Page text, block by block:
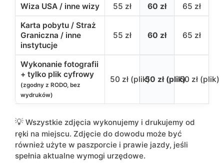
Wiza USA / inne wizy 55 zł 60 zł
65 zł
Karta pobytu / Straż
Graniczna / inne
instytucje
55 zł 60 zł 65 zł
Wykonanie fotografii
+ tylko plik cyfrowy
(zgodny z RODO, bez
wydruków)
50 zł (plik)50 zł (plik)50 zł (plik)
Wszystkie zdjęcia wykonujemy i drukujemy od
ręki na miejscu. Zdjęcie do dowodu może być
również użyte w paszporcie i prawie jazdy, jeśli
spełnia aktualne wymogi urzędowe.